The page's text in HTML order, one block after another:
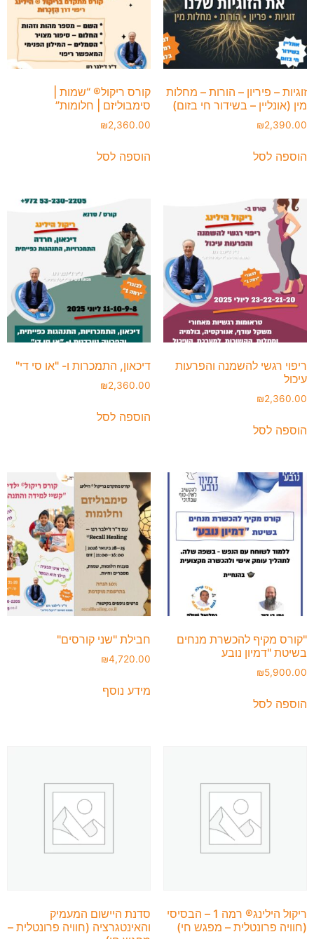
זוגיות – פיריון – הורות – מחלות
מין (אונליין – בשידור חי בזום)
₪2,390.00
הוספה לסל
קורס ריקול® “שמות |
סימבוליזם | חלומות”
₪2,360.00
הוספה לסל
ריפוי רגשי להשמנה והפרעות
עיכול
₪2,360.00
הוספה לסל
דיכאון, התמכרות ו- "או סי די"
₪2,360.00
הוספה לסל
"קורס מקיף להכשרת מנחים
בשיטת "דמיון נובע
₪5,900.00
הוספה לסל
חבילת "שני קורסים"
₪4,720.00
מידע נוסף
ריקול הילינג® רמה 1 – הבסיסי
(חוויה פרונטלית – מפגש חי)
סדנת היישום המעמיק
והאינטגרציה (חוויה פרונטלית –